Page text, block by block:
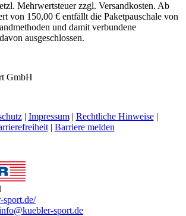
Mehrwertsteuer zzgl. Versandkosten. Ab
von 150,00 € entfällt die Paketpauschale von
und damit verbundene
ausgeschlossen.
GmbH
| Impressum| Rechtliche Hinweise|
| Barriere melden
sport.de/
sport.de